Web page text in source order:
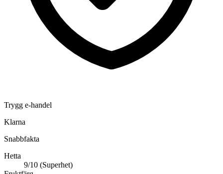
Trygg e-handel
Klarna
Snabbfakta
Hetta
9/10 (Superhet)